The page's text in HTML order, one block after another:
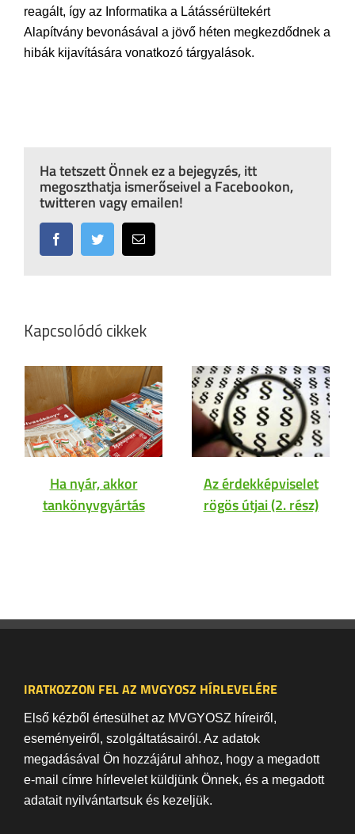
reagált, így az Informatika a Látássérültekért
Alapítvány bevonásával a jövő héten megkezdődnek a
hibák kijavítására vonatkozó tárgyalások.
Ha tetszett Önnek ez a bejegyzés, itt
megoszthatja ismerőseivel a Facebookon,
twitteren vagy emailen!
FacebookTwitter Email:
Kapcsolódó cikkek
Ha nyár, akkor
tankönyvgyártás
Az érdekképviselet
rögös útjai (2. rész)
IRATKOZZON FEL AZ MVGYOSZ HÍRLEVELÉRE
Első kézből értesülhet az MVGYOSZ híreiről,
eseményeiről, szolgáltatásairól. Az adatok
megadásával Ön hozzájárul ahhoz, hogy a megadott
e-mail címre hírlevelet küldjünk Önnek, és a megadott
adatait nyilvántartsuk és kezeljük.